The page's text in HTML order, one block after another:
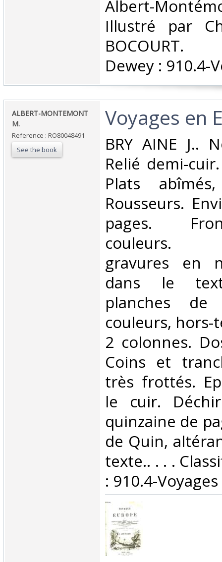
Albert-
Illustré par
BOCOURT.
Dewey : 910.4-
‎ALBERT-MONTEMONT
M.‎
Reference : RO80048491
See the book
‎Voyages en
‎BRY AINE J..
Relié demi-
Plats
Rousseurs.
pages.
couleurs.
gravures en
dans le
planches
couleurs, hors-
2 colonnes.
Coins et
très frottés.
le cuir.
quinzaine de
de Quin,
texte.. . . .
: 910.4-Voyages‎